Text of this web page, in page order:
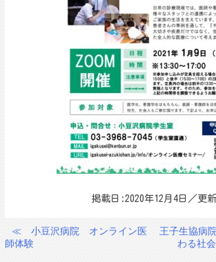
掲載日:2020年12月4日／更
投≪
小豆沢病院 オンライン医
師体験
王子生協病
わる社